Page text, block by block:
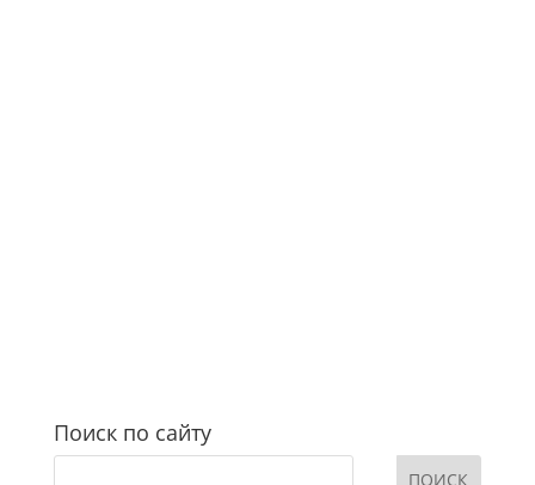
Поиск по сайту